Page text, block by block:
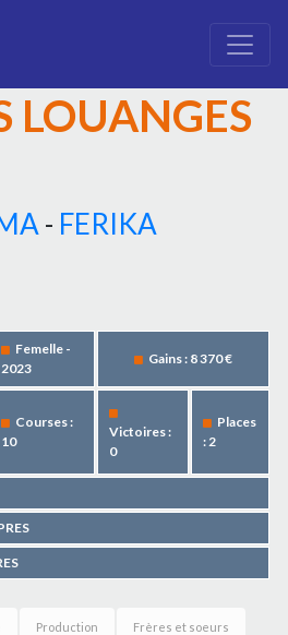
LOUANGES
- FERIKA
Femelle -
2023
Gains : 8 370 €
Courses :
10
Victoires :
0
Places
: 2
Production Frères et soeurs